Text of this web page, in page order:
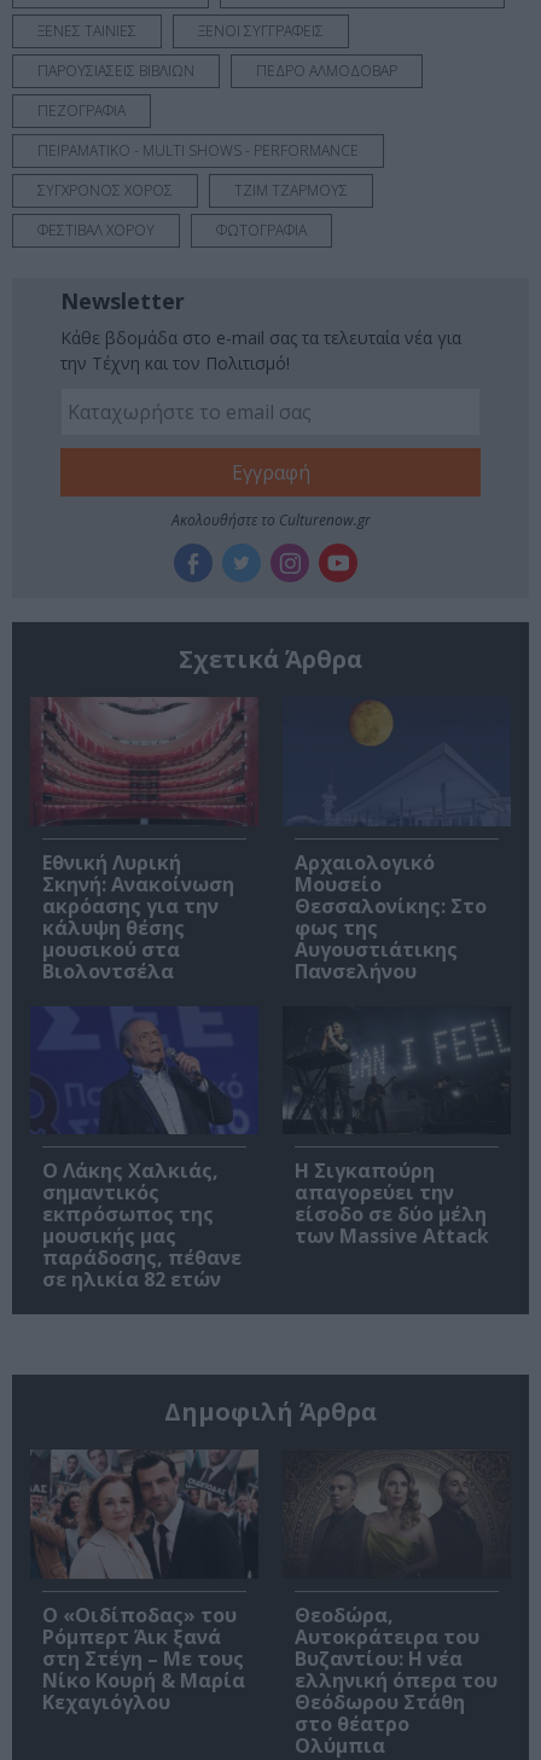
ΞΕΝΕΣ ΤΑΙΝΙΕΣ
ΞΕΝΟΙ ΣΥΓΓΡΑΦΕΙΣ
ΠΑΡΟΥΣΙΑΣΕΙΣ ΒΙΒΛΙΩΝ
ΠΕΔΡΟ ΑΛΜΟΔΟΒΑΡ
ΠΕΖΟΓΡΑΦΙΑ
ΠΕΙΡΑΜΑΤΙΚΟ - MULTI SHOWS - PERFORMANCE
ΣΥΓΧΡΟΝΟΣ ΧΟΡΟΣ
ΤΖΙΜ ΤΖΑΡΜΟΥΣ
ΦΕΣΤΙΒΑΛ ΧΟΡΟΥ
ΦΩΤΟΓΡΑΦΙΑ
Newsletter
Κάθε βδομάδα στο e-mail σας τα τελευταία νέα για
την Τέχνη και τον Πολιτισμό!
Ακολουθήστε το Culturenow.gr
Σχετικά Άρθρα
Εθνική Λυρική
Σκηνή: Ανακοίνωση
ακρόασης για την
κάλυψη θέσης
μουσικού στα
Βιολοντσέλα
Αρχαιολογικό
Μουσείο
Θεσσαλονίκης: Στο
φως της
Αυγουστιάτικης
Πανσελήνου
Ο Λάκης Χαλκιάς,
σημαντικός
εκπρόσωπος της
μουσικής μας
παράδοσης, πέθανε
σε ηλικία 82 ετών
Η Σιγκαπούρη
απαγορεύει την
είσοδο σε δύο μέλη
των Massive Attack
Δημοφιλή Άρθρα
O «Οιδίποδας» του
Ρόμπερτ Άικ ξανά
στη Στέγη – Με τους
Νίκο Κουρή & Μαρία
Κεχαγιόγλου
Θεοδώρα,
Αυτοκράτειρα του
Βυζαντίου: Η νέα
ελληνική όπερα του
Θεόδωρου Στάθη
στο θέατρο
Ολύμπια